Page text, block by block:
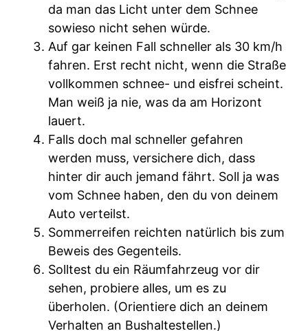
da man das Licht unter dem Schnee
sowieso nicht sehen würde.
Auf gar keinen Fall schneller als 30 km/h
fahren. Erst recht nicht, wenn die Straße
vollkommen schnee- und eisfrei scheint.
Man weiß ja nie, was da am Horizont
lauert.
Falls doch mal schneller gefahren
werden muss, versichere dich, dass
hinter dir auch jemand fährt. Soll ja was
vom Schnee haben, den du von deinem
Auto verteilst.
Sommerreifen reichten natürlich bis zum
Beweis des Gegenteils.
Solltest du ein Räumfahrzeug vor dir
sehen, probiere alles, um es zu
überholen. (Orientiere dich an deinem
Verhalten an Bushaltestellen.)